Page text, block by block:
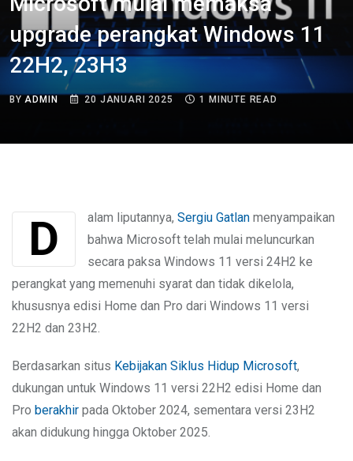
upgrade perangkat Windows 11
22H2, 23H3
BYADMIN 20 JANUARI 2025 1 MINUTE READ
Dalam liputannya, Sergiu Gatlan menyampaikan
bahwa Microsoft telah mulai meluncurkan
secara paksa Windows 11 versi 24H2 ke
perangkat yang memenuhi syarat dan tidak dikelola,
khususnya edisi Home dan Pro dari Windows 11 versi
22H2 dan 23H2.
Berdasarkan situs Kebijakan Siklus Hidup Microsoft,
dukungan untuk Windows 11 versi 22H2 edisi Home dan
Pro berakhir pada Oktober 2024, sementara versi 23H2
akan didukung hingga Oktober 2025.